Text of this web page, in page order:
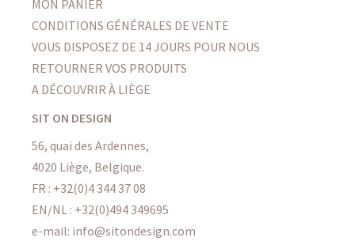
MON PANIER
CONDITIONS GÉNÉRALES DE VENTE
VOUS DISPOSEZ DE 14 JOURS POUR NOUS
RETOURNER VOS PRODUITS
A DÉCOUVRIR À LIÈGE
SIT ON DESIGN
56, quai des Ardennes,
4020 Liège, Belgique.
FR : +32(0)4 344 37 08
EN/NL : +32(0)494 349695
e-mail: info@sitondesign.com